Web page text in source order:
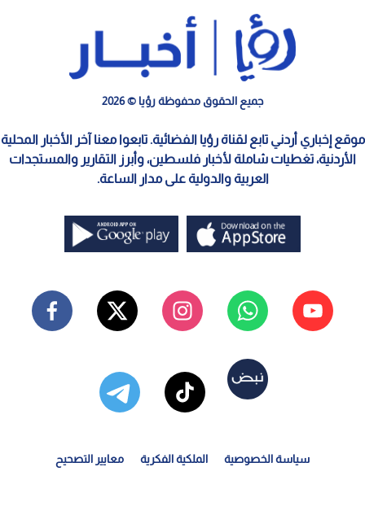
جميع الحقوق محفوظة رؤيا © 2026
موقع إخباري أردني تابع لقناة رؤيا الفضائية. تابعوا معنا آخر الأخبار المحلية
الأردنية، تغطيات شاملة لأخبار فلسطين، وأبرز التقارير والمستجدات
العربية والدولية على مدار الساعة.
سياسة الخصوصية الملكية الفكرية معايير التصحيح